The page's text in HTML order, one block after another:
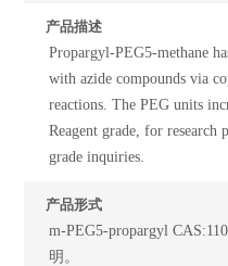
产品描述
Propargyl-PEG5-methane
with azide compounds via
reactions. The PEG units
Reagent grade, for research
grade inquiries.
产品形式
m-PEG5-propargyl
明。